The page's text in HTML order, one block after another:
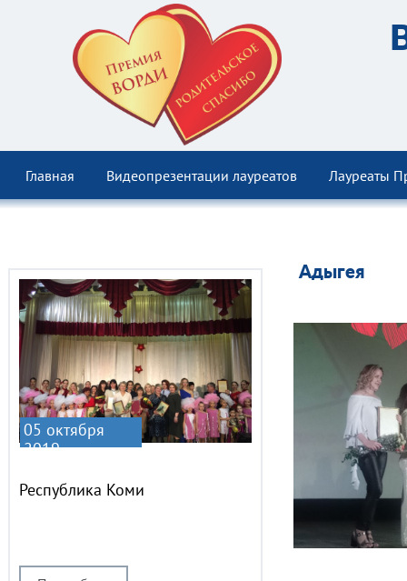
Главная Видеопрезентации лауреатов Лауреаты
Адыгея
Республика Коми
05 октября
2019